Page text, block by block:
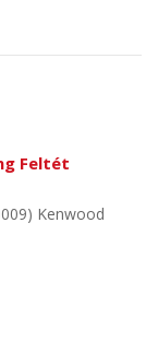
Feltét
Kenwood